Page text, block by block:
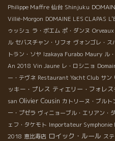
Philippe Maffre 仙台 Shinjuku
Villié-Morgon DOMAINE LES CLAPAS
ゥッシュ ラ・ボエム ポ・ダンヌ
ル セバスチャン・リフォ ヴォンゴレ・ス
トラン・ソヤ Izakaya Furabo Maury ル
An 2018 Vin Jaune レ・ロシニョ
ー・テヴネ Restaurant Yacht Club サン
ッキー・プレス ティエリー・フォレス
san Olivier Cousin カトリーヌ・ブルト
ー・プゼラ ヴィニョーブル・エリアン・
ェフ・タケモト Importateur Symphonie
2018 恵比寿店 ロイック・ルール ス